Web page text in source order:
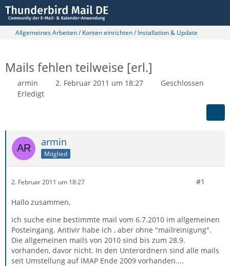
Allgemeines Arbeiten / Konten einrichten / Installation & Update
Mails fehlen teilweise [erl.]
armin 2. Februar 2011 um 18:27
Geschlossen
Erledigt
armin
Mitglied
2. Februar 2011 um 18:27 #1
Hallo zusammen,
ich suche eine bestimmte mail vom 6.7.2010 im allgemeinen
Posteingang. Antivir habe ich , aber ohne "mailreinigung".
Die allgemeinen mails von 2010 sind bis zum 28.9.
vorhanden, davor nicht. In den Unterordnern sind alle mails
seit Umstellung auf IMAP Ende 2009 vorhanden....